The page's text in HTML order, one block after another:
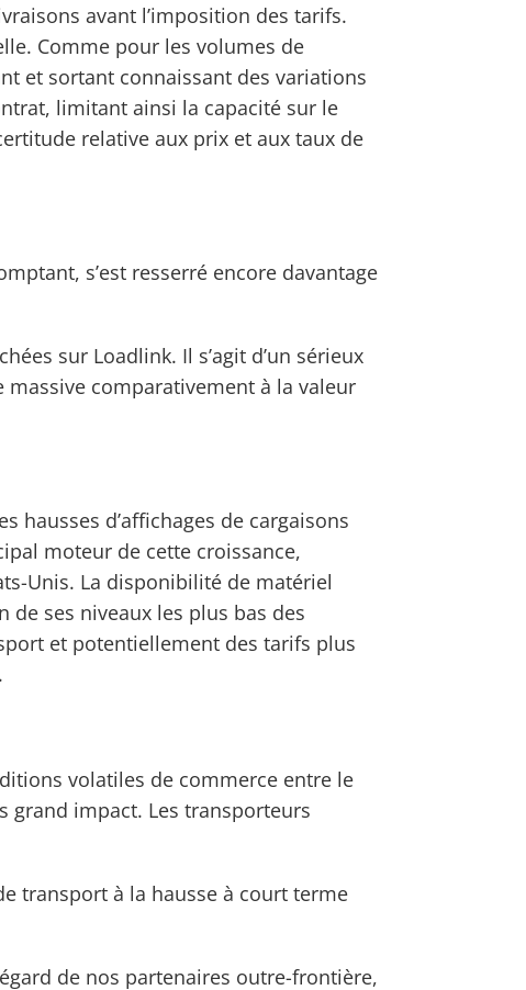
avant l’imposition des tarifs.
Comme pour les volumes de
et sortant connaissant des variations
limitant ainsi la capacité sur le
relative aux prix et aux taux de
s’est resserré encore davantage
sur Loadlink. Il s’agit d’un sérieux
massive comparativement à la valeur
hausses d’affichages de cargaisons
moteur de cette croissance,
Unis. La disponibilité de matériel
de ses niveaux les plus bas des
et potentiellement des tarifs plus
volatiles de commerce entre le
grand impact. Les transporteurs
transport à la hausse à court terme
de nos partenaires outre-frontière,